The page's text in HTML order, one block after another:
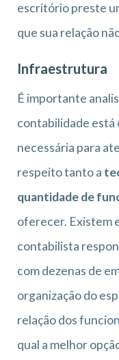
escritório preste
que sua relação
Infraestrutura
É importante
contabilidade
necessária para
respeito tanto a
quantidade de
oferecer. Existem
contabilista
com dezenas de
organização do
relação dos
qual a melhor